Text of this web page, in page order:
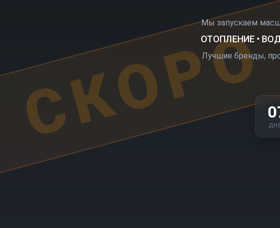
Мы запускаем
ОТОПЛЕНИЕ •
Лучшие бренды,